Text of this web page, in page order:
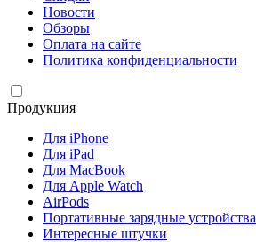
Новости
Обзоры
Оплата на сайте
Политика конфиденциальности
Продукция
Для iPhone
Для iPad
Для MacBook
Для Apple Watch
AirPods
Портативные зарядные устройства
Интересные штучки